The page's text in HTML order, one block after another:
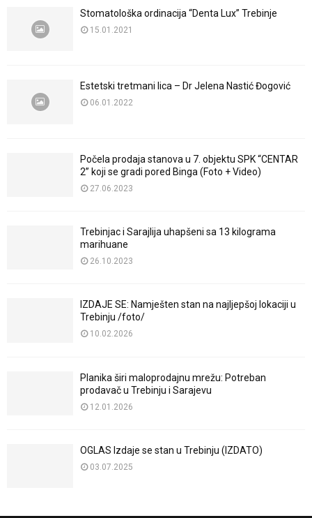
Stomatološka ordinacija “Denta Lux” Trebinje
15.01.2021
Estetski tretmani lica – Dr Jelena Nastić Đogović
06.01.2022
Počela prodaja stanova u 7. objektu SPK “CENTAR
2” koji se gradi pored Binga (Foto + Video)
27.06.2023
Trebinjac i Sarajlija uhapšeni sa 13 kilograma
marihuane
26.10.2023
IZDAJE SE: Namješten stan na najljepšoj lokaciji u
Trebinju /foto/
10.02.2026
Planika širi maloprodajnu mrežu: Potreban
prodavač u Trebinju i Sarajevu
12.01.2026
OGLAS Izdaje se stan u Trebinju (IZDATO)
03.07.2025